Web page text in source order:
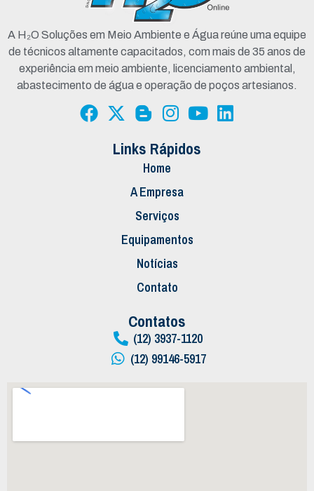
A H₂O Soluções em Meio Ambiente e Água reúne uma equipe
de técnicos altamente capacitados, com mais de 35 anos de
experiência em meio ambiente, licenciamento ambiental,
abastecimento de água e operação de poços artesianos.
Links Rápidos
Home
A Empresa
Serviços
Equipamentos
Notícias
Contato
Contatos
(12) 3937-1120
(12) 99146-5917